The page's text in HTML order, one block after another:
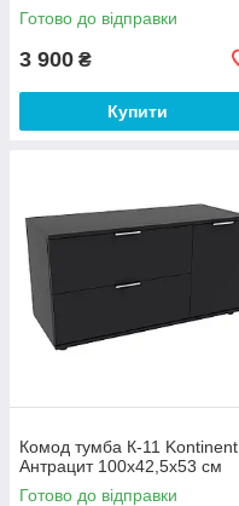
Готово до відправки
3 900 ₴
Купити
Комод тумба К-11 Kontinent
Антрацит 100х42,5х53 см
Готово до відправки